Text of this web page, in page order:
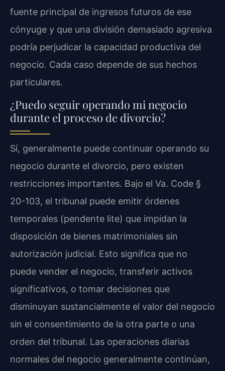
fuente principal de ingresos futuros de ese
cónyuge y que una división demasiado agresiva
podría perjudicar la capacidad productiva del
negocio. Cada caso depende de sus hechos
particulares.
¿Puedo seguir operando mi negocio
durante el proceso de divorcio?
Sí, generalmente puede continuar operando su
negocio durante el divorcio, pero existen
restricciones importantes. Bajo el Va. Code §
20-103, el tribunal puede emitir órdenes
temporales (pendente lite) que impidan la
disposición de bienes matrimoniales sin
autorización judicial. Esto significa que no
puede vender el negocio, transferir activos
significativos, o tomar decisiones que
disminuyan sustancialmente el valor del negocio
sin el consentimiento de la otra parte o una
orden del tribunal. Las operaciones diarias
normales del negocio generalmente continúan,